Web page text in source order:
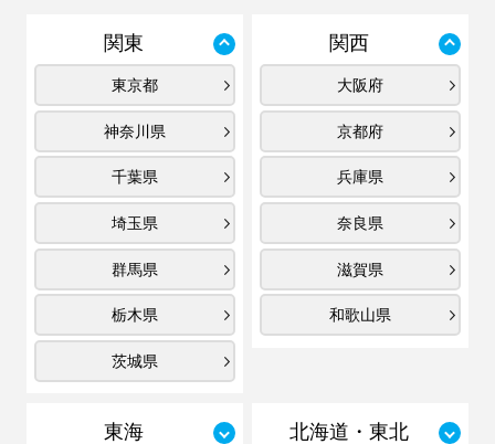
関東
東京都
神奈川県
千葉県
埼玉県
群馬県
栃木県
茨城県
関西
大阪府
京都府
兵庫県
奈良県
滋賀県
和歌山県
東海 北海道・東北